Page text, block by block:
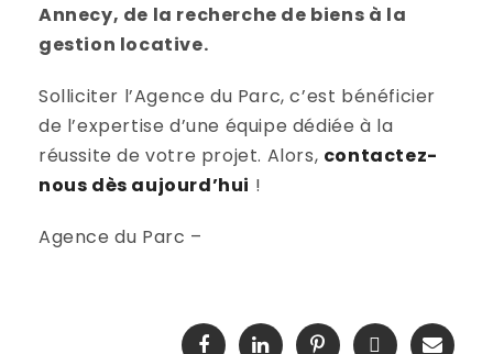
Annecy, de la recherche de biens à la
gestion locative.
Solliciter l’Agence du Parc, c’est bénéficier
de l’expertise d’une équipe dédiée à la
réussite de votre projet. Alors, contactez-
nous dès aujourd’hui !
Agence du Parc –